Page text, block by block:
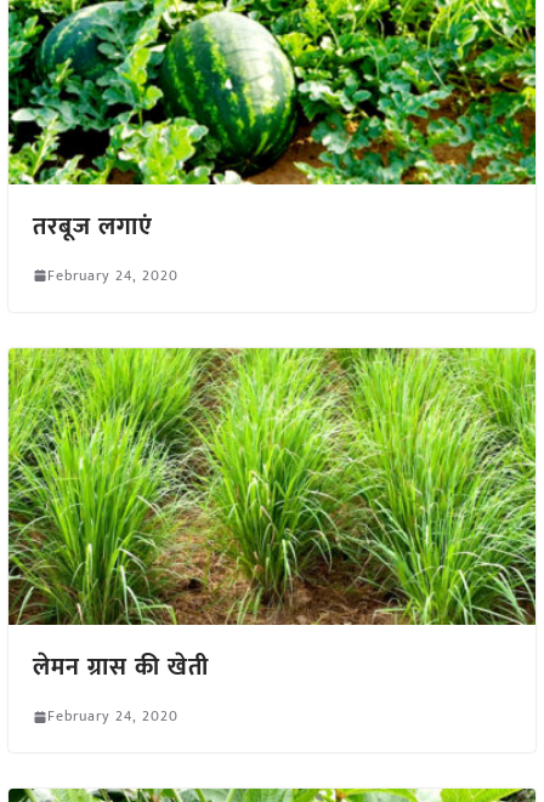
तरबूज लगाएं
February 24, 2020
लेमन ग्रास की खेती
February 24, 2020